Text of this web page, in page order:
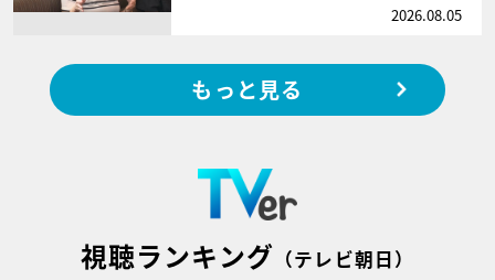
2026.08.05
もっと見る
視聴ランキング （テレビ朝日）